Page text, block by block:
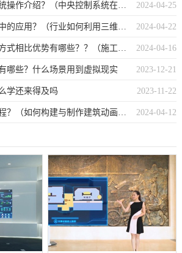
2024-04-25
数字展厅中央控制系统操作介绍？（中央控制系统在数字展厅的详细操作指南）
2024-04-22
三维动画制作在行业中的应用？（行业如何利用三维动画技术进行创作与实践）
2024-04-16
施工动画与传统施工方式相比优势有哪些？？（施工动画相较于传统手法的优势体现在哪些方面？）
2023-12-21
哪些？什么场景用到虚拟现实
2023-11-22
学还来得及吗
2024-04-12
建筑漫游动画制作流程？（如何构建与制作建筑动画的详细步骤指南）